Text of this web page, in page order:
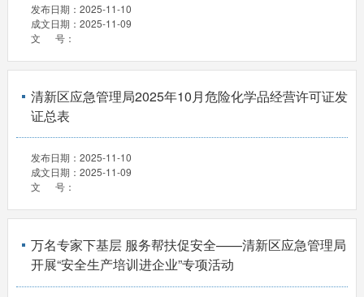
发布日期： 2025-11-10
成文日期： 2025-11-09
文 号：
清新区应急管理局2025年10月危险化学品经营许可证发
证总表
发布日期： 2025-11-10
成文日期： 2025-11-09
文 号：
万名专家下基层 服务帮扶促安全——清新区应急管理局
开展“安全生产培训进企业”专项活动